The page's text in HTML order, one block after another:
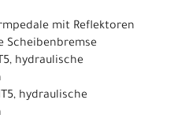
mit Reflektoren
Scheibenbremse
hydraulische
hydraulische